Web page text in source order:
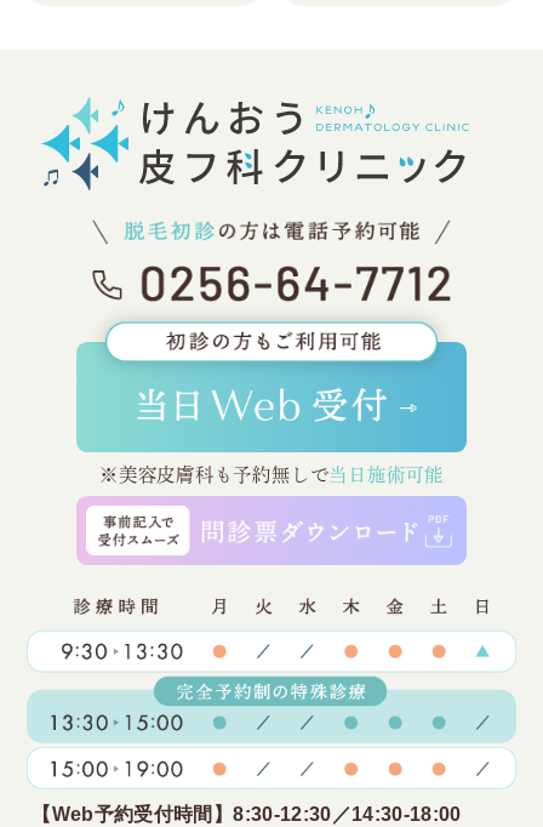
※美容皮膚科も予約無しで当日施術可能
【Web予約受付時間】8:30-12:30／14:30-18:00